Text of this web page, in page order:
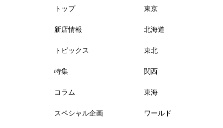
トップ
新店情報
トピックス
特集
コラム
スペシャル企画
東京
北海道
東北
関西
東海
ワールド